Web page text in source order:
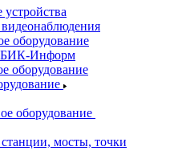
оборудование
БИК-Информ
оборудование
оборудование
мосты, точки